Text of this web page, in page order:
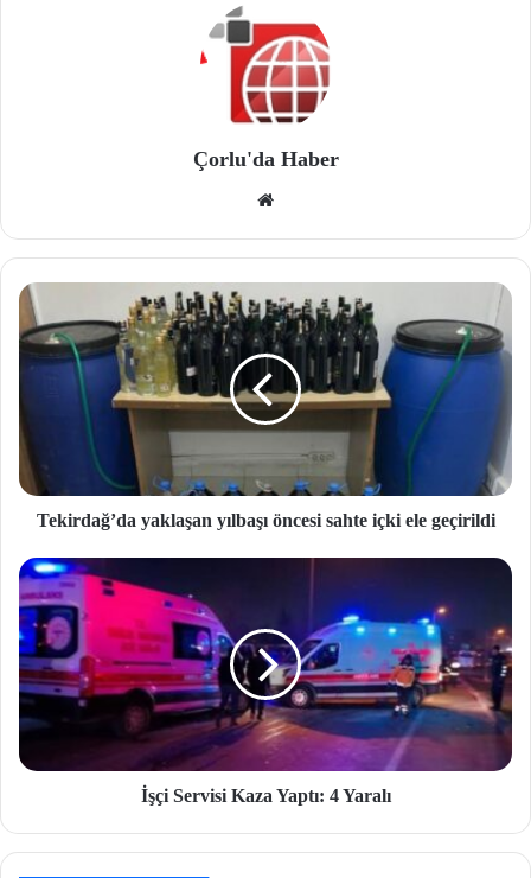
Çorlu'da Haber
site
si
Tekirdağ’da yaklaşan yılbaşı öncesi sahte içki ele geçirildi
İşçi Servisi Kaza Yaptı: 4 Yaralı